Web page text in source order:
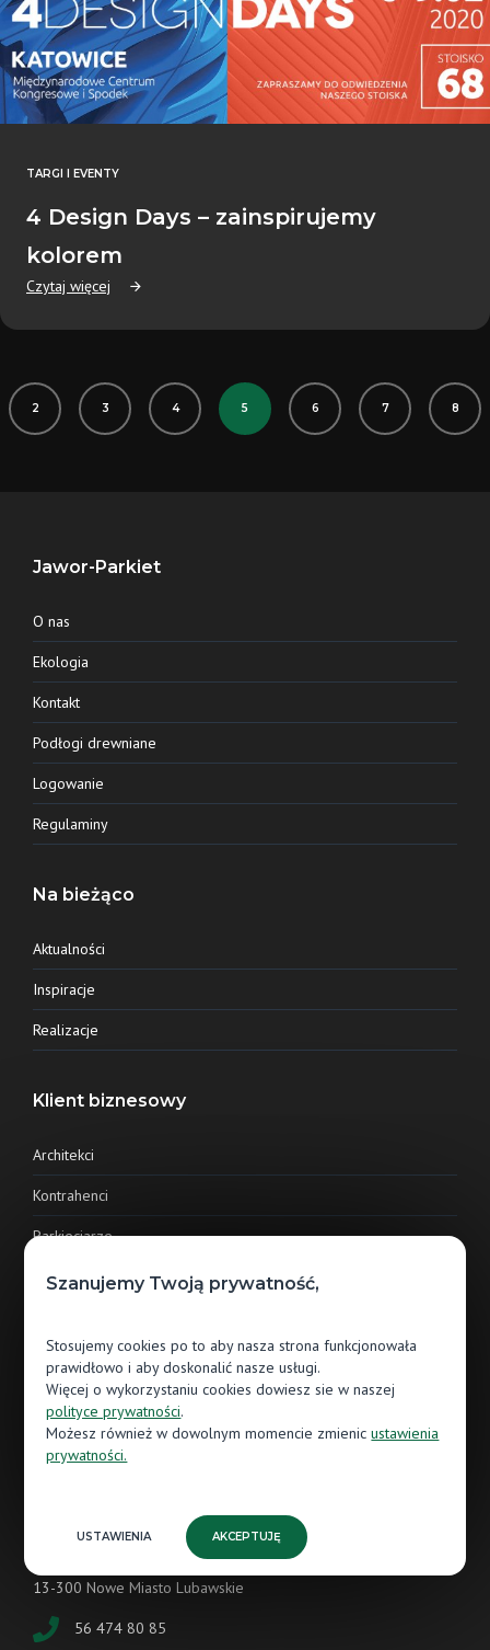
TARGI I EVENTY
4 Design Days – zainspirujemy
kolorem
Czytaj więcej
2 3 4 5 6 7 8
Jawor-Parkiet
O nas
Ekologia
Kontakt
Podłogi drewniane
Logowanie
Regulaminy
Na bieżąco
Aktualności
Inspiracje
Realizacje
Klient biznesowy
Architekci
Kontrahenci
Parkieciarze
Salony sprzedaży
E-commerce
13-300 Nowe Miasto Lubawskie
56 474 80 85
Szanujemy Twoją prywatność,
Stosujemy cookies po to aby nasza strona funkcjonowała
prawidłowo i aby doskonalić nasze usługi.
Więcej o wykorzystaniu cookies dowiesz sie w naszej
polityce prywatności.
Możesz również w dowolnym momencie zmienicustawienia
prywatności.
USTAWIENIA AKCEPTUJĘ